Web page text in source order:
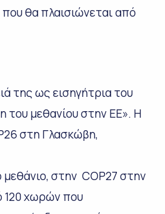
θα πλαισιώνεται από
της ως εισηγήτρια του
του μεθανίου στην ΕΕ». Η
στη Γλασκώβη,
στην COP27 στην
120 χωρών που